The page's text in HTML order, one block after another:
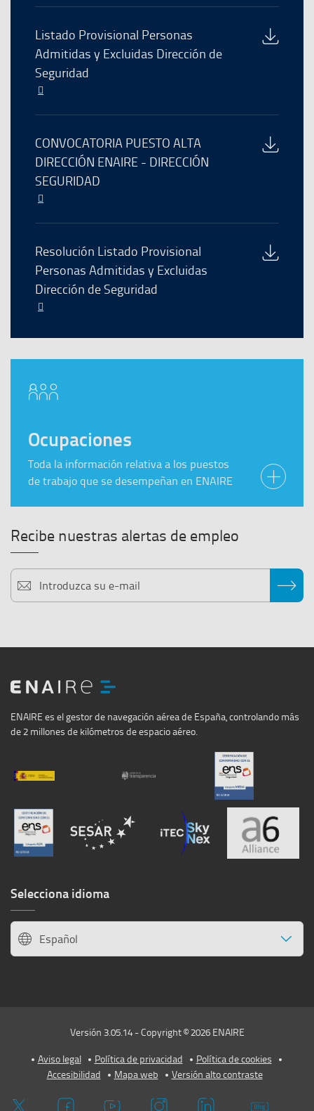
se
abre
en
una
nueva
Descarga
del
archivo
Listado Provisional Personas
Admitidas y Excluidas Dirección de
Seguridad
se
abre
en
una
nueva
Descarga
del
archivo
CONVOCATORIA PUESTO ALTA
DIRECCIÓN ENAIRE - DIRECCIÓN
SEGURIDAD
se
abre
en
una
nueva
Descarga
del
archivo
Resolución Listado Provisional
Personas Admitidas y Excluidas
Dirección de Seguridad
se
una
nueva
Ocupaciones
Toda la información relativa a los puestos
de trabajo que se desempeñan en ENAIRE
Recibe nuestras alertas de empleo
Suscríbete
recibir
ENAIRE
ENAIRE es el gestor de navegación aérea de España, controlando más
de 2 millones de kilómetros de espacio aéreo.
Selecciona idioma
Español
Versión 3.05.14 - Copyright © 2026 ENAIRE
Aviso legal
Política de privacidad
Política de cookies
Accesibilidad
Mapa web Versión alto contraste